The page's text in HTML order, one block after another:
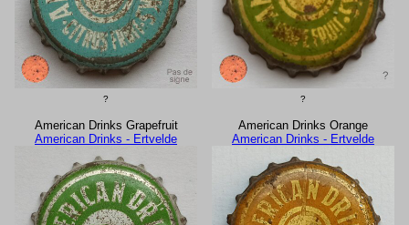
? ?
American Drinks Grapefruit
American Drinks - Ertvelde
American Drinks Orange
American Drinks - Ertvelde